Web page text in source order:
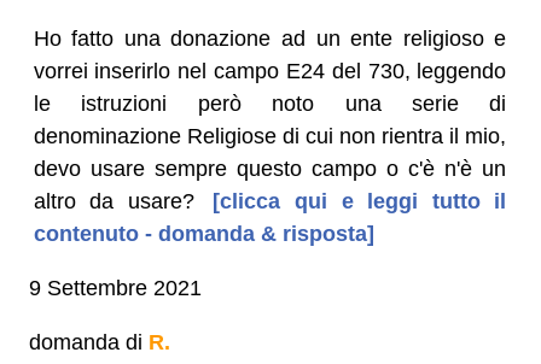
Ho fatto una donazione ad un ente religioso e
vorrei inserirlo nel campo E24 del 730, leggendo
le istruzioni però noto una serie di
denominazione Religiose di cui non rientra il mio,
devo usare sempre questo campo o c'è n'è un
altro da usare?
[clicca qui e leggi tutto il
contenuto - domanda & risposta]
9 Settembre 2021
domanda di R.